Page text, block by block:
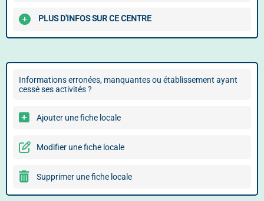
PLUS D'INFOS SUR CE CENTRE
Informations erronées, manquantes ou établissement ayant
cessé ses activités ?
Ajouter une fiche locale
Modifier une fiche locale
Supprimer une fiche locale